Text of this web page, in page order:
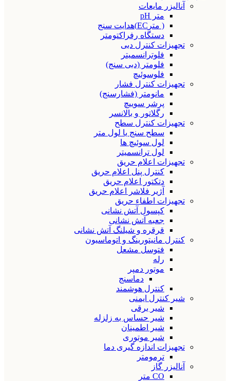
آنالیزر مایعات
متر pH
( مترEC)هدایت سنج
دستگاه رفراکتومتر
تجهیزات کنترل دبی
فلوترانسمیتر
فلومتر (دبی سنج)
فلوسوئیچ
تجهیزات کنترل فشار
مانومتر (فشارسنج)
پرشر سوییچ
رگلاتور و بالانسر
تجهیزات کنترل سطح
سطح سنج یا لول متر
لول سوئیچ ها
لول ترانسمیتر
تجهیزات اعلام حریق
کنترل پنل اعلام حریق
دتکتور اعلام حریق
آژیر فلاشر اعلام حریق
تجهیزات اطفاء حریق
کپسول آتش نشانی
جعبه آتش نشانی
قرقره و شیلنگ آتش نشانی
کنترل مانیتورینگ و اتوماسیون
فتوسل مشعل
رله
موتور دمپر
دماسنج
کنترل هوشمند
شیر کنترل ایمنی
شیر برقی
شیر حساس به زلزله
شیر اطمینان
شیر موتوری
تجهیزات اندازه گیری دما
ترمومتر
آنالیزر گاز
CO متر